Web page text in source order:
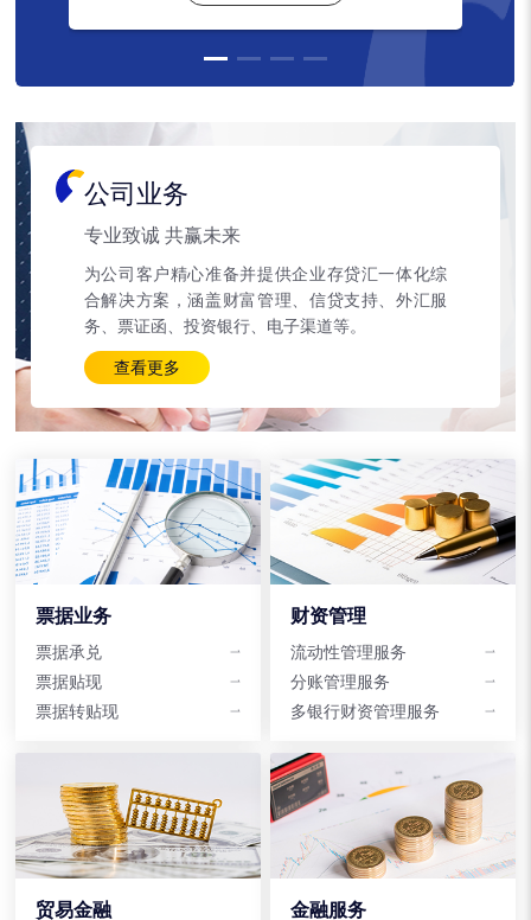
公司业务
专业致诚 共赢未来
为公司客户精心准备并提供企业存贷汇一体化综
合解决方案，涵盖财富管理、信贷支持、外汇服
务、票证函、投资银行、电子渠道等。
查看更多
票据业务
票据承兑
票据贴现
票据转贴现
财资管理
流动性管理服务
分账管理服务
多银行财资管理服务
贸易金融 金融服务